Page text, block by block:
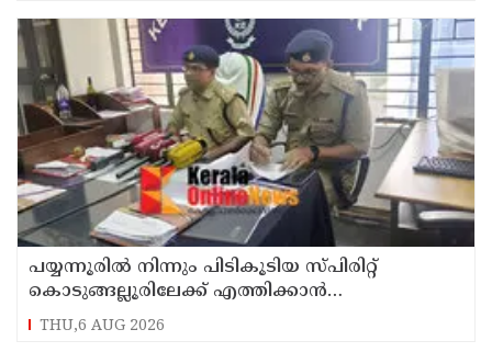
പയ്യന്നൂരിൽ നിന്നും പിടികൂടിയ സ്പിരിറ്റ്
കൊടുങ്ങല്ലൂരിലേക്ക് എത്തിക്കാൻ
പദ്ധതിയിട്ടുവെന്ന് എക്സൈസ് ഡെപ്യൂട്ടി
കമ്മിഷണർ
THU,6 AUG 2026